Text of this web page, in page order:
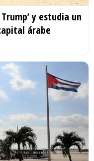
y estudia un
árabe